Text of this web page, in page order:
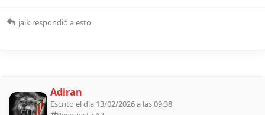
jaik respondió a esto
Adiran
Escrito el día 13/02/2026 a las 09:38